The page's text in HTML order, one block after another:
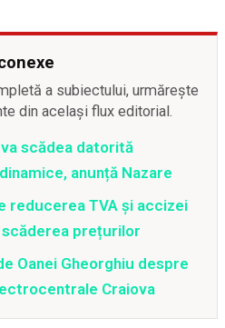
a subiectului, urmărește
din același flux editorial.
scădea datorită
anunță Nazare
reducerea TVA și accizei
prețurilor
Oanei Gheorghiu despre
Craiova